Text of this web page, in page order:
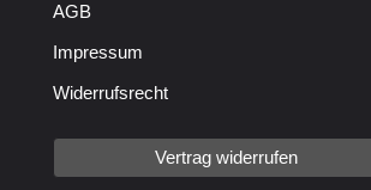
AGB
Impressum
Widerrufsrecht
Vertrag widerrufen